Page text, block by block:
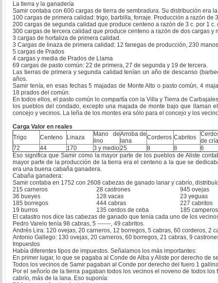
La tierra y la ganadería
Samir contaba con 600 cargas de tierra de sembradura. Su distribución era
100 cargas de primera calidad: trigo, barbilla, forraje. Producción a razón de
200 cargas de segunda calidad que produce centeno a razón de 3 c. por 1 c.
300 cargas de tercera calidad que produce centeno a razón de dos cargas y
3 cargas de hortaliza de primera calidad.
3 Cargas de linaza de primera calidad: 12 fanegas de producción, 230
5 cargas de Prados
4 cargas y media de Prados de Llama
69 cargas de pasto común: 22 de primera, 27 de segunda y 19 de tercera.
Las tierras de primera y segunda calidad tenían un año de descanso
años.
Samir tenía, en esas fechas 5 majadas de Monte Alto o pasto común, 4
18 prados del común.
En todos ellos, el pasto común lo compartía con la Villa y Tierra de
los pueblos del condado, excepto una majada de monte bajo que llaman
concejo y vecinos. La leña de los montes era sólo para el concejo y los
Carga Valor en reales
Trigo
Centeno Linaza
Mano de
lino
Arroba de
lana
Corderos Cabritos
de cría
72
44 170 3 y medio25 8 8
6
Eso significa que Samir como la mayor parte de los pueblos de Aliste
mayor parte de la producción de la tierra era el centeno a la que se
era una buena cabaña ganadera.
Cabaña ganadera:
Samir contaba en 1752 con 2608 cabezas de ganado lanar y cabrío,
215 carneros
36 bueyes
28 castrones
128 vacas
945 ovejas
23 yeguas
185 borregos
19 burros
444 cabras
135 cerdos de ceba
227 cabritos
185 camperos
El catastro nos dice las cabezas de ganado que tenía cada uno de los
Pedro Varelo tenía 98 cabras, 5 -------, 49 cabritos.
Andrés Lira: 120 ovejas, 20 carneros, 12 borregos, 5 cabras, 60 corderos, 2
Antonio Gallego: 130 ovejas, 20 carneros, 60 borregos, 21 cabras, 9
Impuestos
Había diferentes tipos de impuestos. Señalamos los más importantes:
En primer lugar, lo que se pagaba al Conde de Alba y Aliste por derecho de
Todos los vecinos de Samir pagaban al Conde por derecho del fuero 1
Por el señorío de la tierra pagaban todos los vecinos el noveno de todos
cabrío, más de la lana. Eso suponía: